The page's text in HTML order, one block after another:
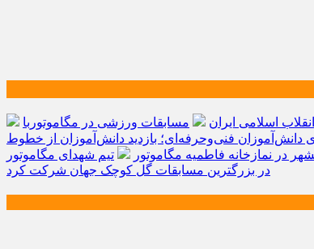
اسلامی ایران
مسابقات ورزشی در مگاموتوربا
دانش‌آموزان فنی‌وحرفه‌ای؛ بازدید دانش‌آموزان از خطوط
در نمازخانه فاطمیه مگاموتور
تیم شهدای مگاموتور
در بزرگترین مسابقات گل کوچک جهان شرکت کرد